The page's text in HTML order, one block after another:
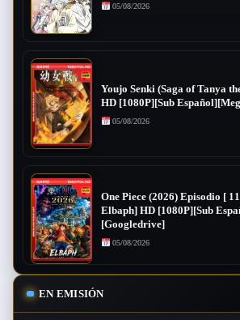
05/08/2026
Youjo Senki (Saga of Tanya
HD [1080P][Sub
05/08/2026
One Piece (2026) Episodio [
Elbaph] HD [1080P][Sub
[Googledrive]
05/08/2026
EN EMISIÓN